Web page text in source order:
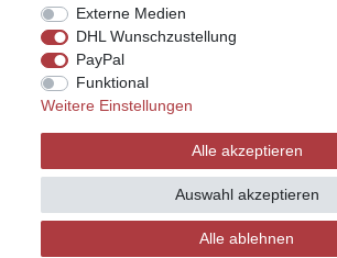
Externe Medien
DHL Wunschzustellung
PayPal
Funktional
Weitere Einstellungen
Alle akzeptieren
Alle ablehnen
Auswahl akzeptieren
Vertrag widerrufen